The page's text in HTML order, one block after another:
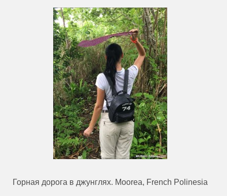
Горная дорога в джунглях. Moorea, French Polinesia